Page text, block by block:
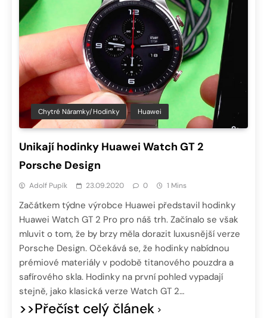
Chytré Náramky/hodinky Huawei
Unikají hodinky Huawei Watch GT 2
Porsche Design
Adolf Pupík 23.09.2020 0 1 Mins
Začátkem týdne výrobce Huawei představil hodinky
Huawei Watch GT 2 Pro pro náš trh. Začínalo se však
mluvit o tom, že by brzy měla dorazit luxusnější verze
Porsche Design. Očekává se, že hodinky nabídnou
prémiové materiály v podobě titanového pouzdra a
safírového skla. Hodinky na první pohled vypadají
stejně, jako klasická verze Watch GT 2…
>>Přečíst celý článek